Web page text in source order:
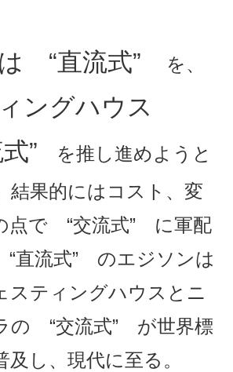
“直流式” を、
ングハウス
” を推し進めようと
結果的にはコスト、変
点で “交流式” に軍配
直流式” のエジソンは
スティングハウスとニ
の “交流式” が世界標
し、現代に至る。